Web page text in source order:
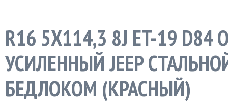
R16 5X114,3 8J ET-19 D84
УСИЛЕННЫЙ JEEP
БЕДЛОКОМ (КРАСНЫЙ)